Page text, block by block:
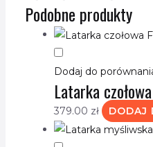
Podobne produkty
Dodaj do
Latarka
379.00 zł DODAJ